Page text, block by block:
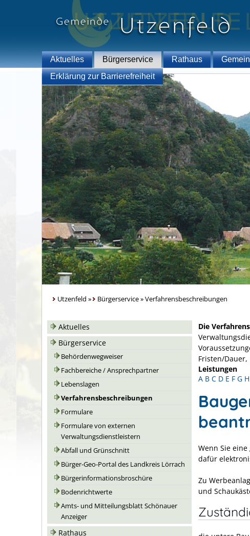
Aktuelles Bürgerservice Rathaus
Erklärung zur Barrierefreiheit
Utzenfeld » Bürgerservice»Verfahrensbeschreibungen
Aktuelles
Bürgerservice
Behördenwegweiser
Fachbereiche / Ansprechpartner
Lebenslagen
Verfahrensbeschreibungen
Formulare
Formulare von externen
Verwaltungsdienstleistern
Abfall und Grünschnitt
Bürger-Geo-Portal des Landkreis Lörrach
Bürgerinformationsbroschüre
Bodenrichtwerte
Amts- und Mitteilungsblatt Schönauer
Anzeiger
Rathaus
Die
Fristen/
Leistungen
A B C D E F G H
Wenn Sie
dafür
Zu
und